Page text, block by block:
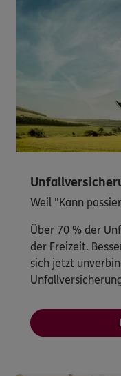
Weil "Kann
Über 70 % der
der Freizeit.
sich jetzt